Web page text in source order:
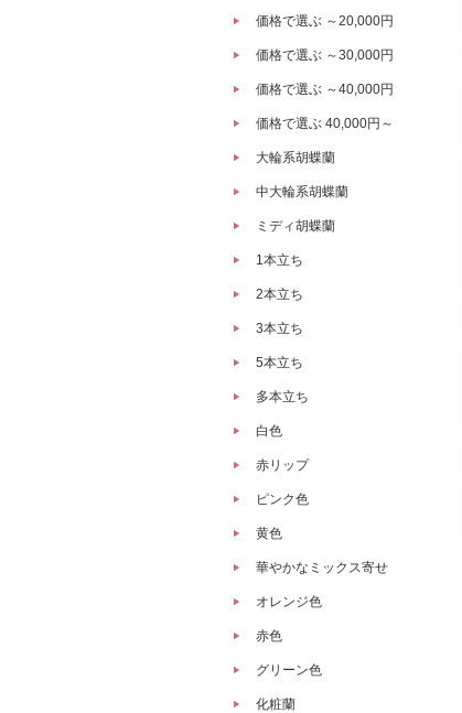
価格で選ぶ ～20,000円
価格で選ぶ ～30,000円
価格で選ぶ ～40,000円
価格で選ぶ 40,000円～
大輪系胡蝶蘭
中大輪系胡蝶蘭
ミディ胡蝶蘭
1本立ち
2本立ち
3本立ち
5本立ち
多本立ち
白色
赤リップ
ピンク色
黄色
華やかなミックス寄せ
オレンジ色
赤色
グリーン色
化粧蘭